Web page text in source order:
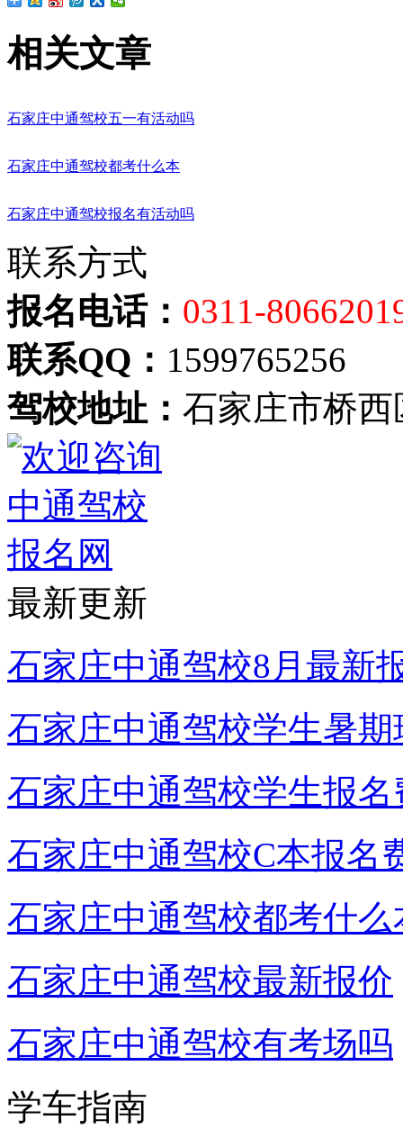
相关文章
石家庄中通驾校五一有活动吗
石家庄中通驾校都考什么本
石家庄中通驾校报名有活动吗
联系方式
报名电话： 0311-
联系QQ： 1599765256
驾校地址： 石家庄市桥
最新更新
石家庄中通驾校8月最新
石家庄中通驾校学生暑期
石家庄中通驾校学生报名
石家庄中通驾校C本报名
石家庄中通驾校都考什么
石家庄中通驾校最新报价
石家庄中通驾校有考场吗
学车指南